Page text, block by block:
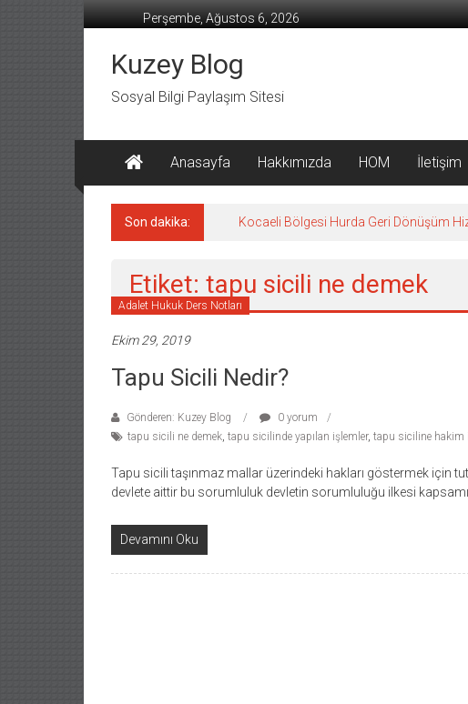
geç
Perşembe, Ağustos 6, 2026
Kuzey Blog
Sosyal Bilgi Paylaşım Sitesi
Anasayfa Hakkımızda HOM İletişim
Son dakika: Kocaeli Bölgesi Hurda Geri Dönüşüm
Etiket: tapu sicili ne demek
Adalet Hukuk Ders Notları
Ekim 29, 2019
Tapu Sicili Nedir?
Gönderen: Kuzey Blog
0 yorum
tapu sicili ne demek, tapu sicilinde yapılan işlemler, tapu siciline hakim
Tapu sicili taşınmaz mallar üzerindeki hakları göstermek için
devlete aittir bu sorumluluk devletin sorumluluğu ilkesi
Devamını Oku